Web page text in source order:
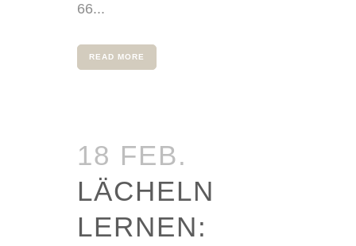
66...
READ MORE
18 FEB.
LÄCHELN
LERNEN: